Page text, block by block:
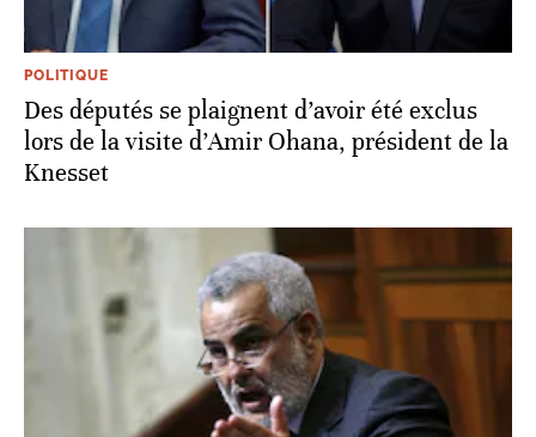
POLITIQUE
Des députés se plaignent d’avoir été exclus
lors de la visite d’Amir Ohana, président de la
Knesset